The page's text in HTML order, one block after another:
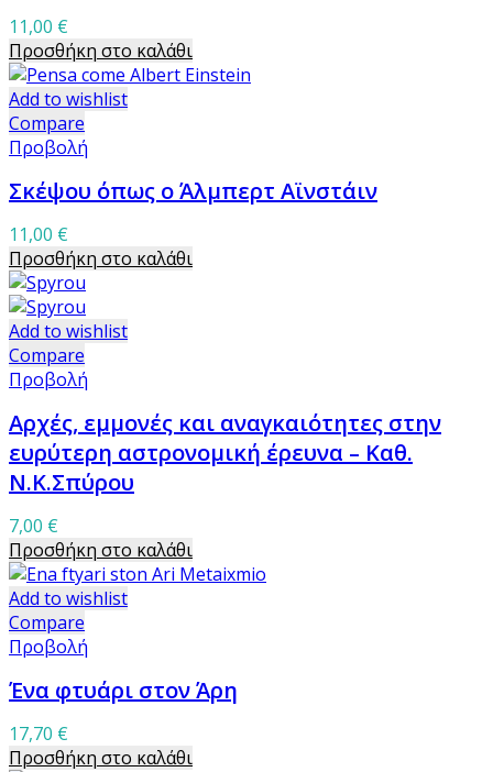
11,00 €
Προσθήκη στο καλάθι
Add to wishlist
Compare
Προβολή
Σκέψου όπως ο Άλμπερτ Αϊνστάιν
11,00 €
Προσθήκη στο καλάθι
Add to wishlist
Compare
Προβολή
Αρχές, εμμονές και αναγκαιότητες στην
ευρύτερη αστρονομική έρευνα – Καθ.
Ν.Κ.Σπύρου
7,00 €
Προσθήκη στο καλάθι
Add to wishlist
Compare
Προβολή
Ένα φτυάρι στον Άρη
17,70 €
Προσθήκη στο καλάθι